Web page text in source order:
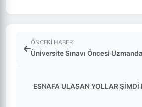
ÖNCEKI HABER
Üniversite Sınavı Öncesi
ESNAFA ULAŞAN YOLLAR ŞİMDİ